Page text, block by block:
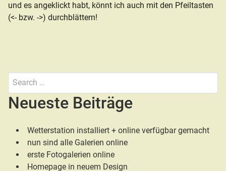
und es angeklickt habt, könnt ich auch mit den Pfeiltasten
(<- bzw. ->) durchblättern!
Search
Neueste Beiträge
Wetterstation installiert + online verfügbar gemacht
nun sind alle Galerien online
erste Fotogalerien online
Homepage in neuem Design